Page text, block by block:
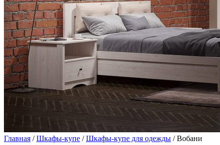
Главная /Шкафы-купе /Шкафы-купе для одежды / Вобани